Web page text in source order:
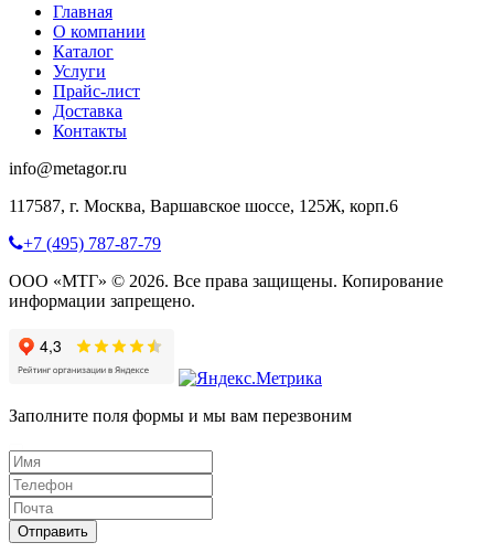
Главная
О компании
Каталог
Услуги
Прайс-лист
Доставка
Контакты
info@metagor.ru
117587, г. Москва, Варшавское шоссе, 125Ж, корп.6
+7 (495) 787-87-79
ООО «МТГ» © 2026. Все права защищены. Копирование
информации запрещено.
Заполните поля формы и мы вам перезвоним
Отправить